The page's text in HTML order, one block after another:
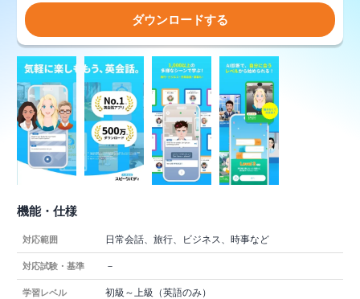
ダウンロードする
機能・仕様
対応範囲 日常会話、旅行、ビジネス、時事など
対応試験・基準 －
学習レベル 初級～上級（英語のみ）